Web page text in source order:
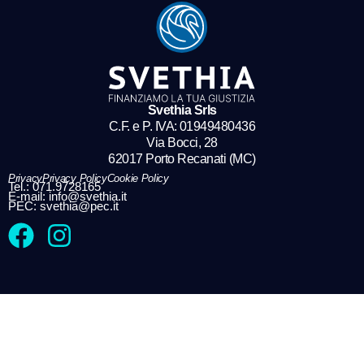
Svethia Srls
C.F. e P. IVA: ​⁠01949480436
Via Bocci, 28
62017 Porto Recanati (MC)
PrivacyPrivacy PolicyCookie Policy
Tel.: 071.9728165
E-mail: info@svethia.it
PEC: svethia@pec.it